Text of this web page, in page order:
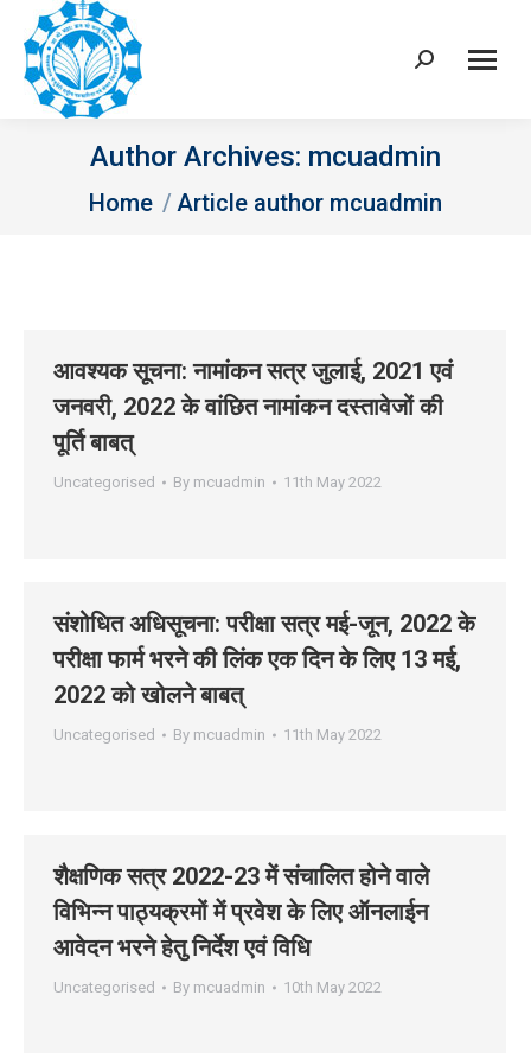
Search:
Author Archives: mcuadmin
You are here:
Home Article author mcuadmin
आवश्‍यक सूचना: नामांकन सत्र जुलाई, 2021 एवं
जनवरी, 2022 के वांछित नामांकन दस्‍तावेजों की
पूर्ति बाबत्
Uncategorised By mcuadmin 11th May 2022
संशोधित अधिसूचना: परीक्षा सत्र मई-जून, 2022 के
परीक्षा फार्म भरने की लिंक एक दिन के लिए 13 मई,
2022 को खोलने बाबत्
Uncategorised By mcuadmin 11th May 2022
शैक्षणिक सत्र 2022-23 में संचालित होने वाले
विभिन्‍न पाठ्यक्रमों में प्रवेश के लिए ऑनलाईन
आवेदन भरने हेतु निर्देश एवं विधि
Uncategorised By mcuadmin 10th May 2022